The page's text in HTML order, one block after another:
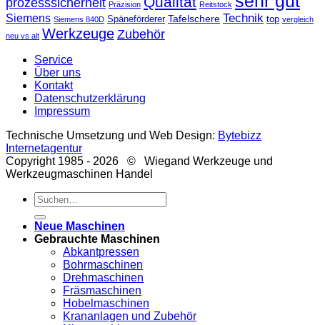
prozesssicherheit Präzision Reitstock
Siemens Siemens 840D Späneförderer Tafelschere Technik top vergleich
neu vs alt Werkzeuge Zubehör
Service
Über uns
Kontakt
Datenschutzerklärung
Impressum
Technische Umsetzung und Web Design: Bytebizz
Internetagentur
Copyright 1985 - 2026 © Wiegand Werkzeuge und
Werkzeugmaschinen Handel
Suche
nach:
Neue Maschinen
Gebrauchte Maschinen
Abkantpressen
Bohrmaschinen
Drehmaschinen
Fräsmaschinen
Hobelmaschinen
Krananlagen und Zubehör